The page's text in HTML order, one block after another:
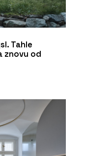
Tahle
znovu od